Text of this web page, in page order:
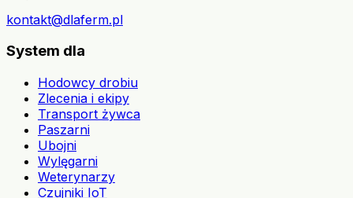
kontakt@dlaferm.pl
System dla
Hodowcy drobiu
Zlecenia i ekipy
Transport żywca
Paszarni
Ubojni
Wylęgarni
Weterynarzy
Czujniki IoT